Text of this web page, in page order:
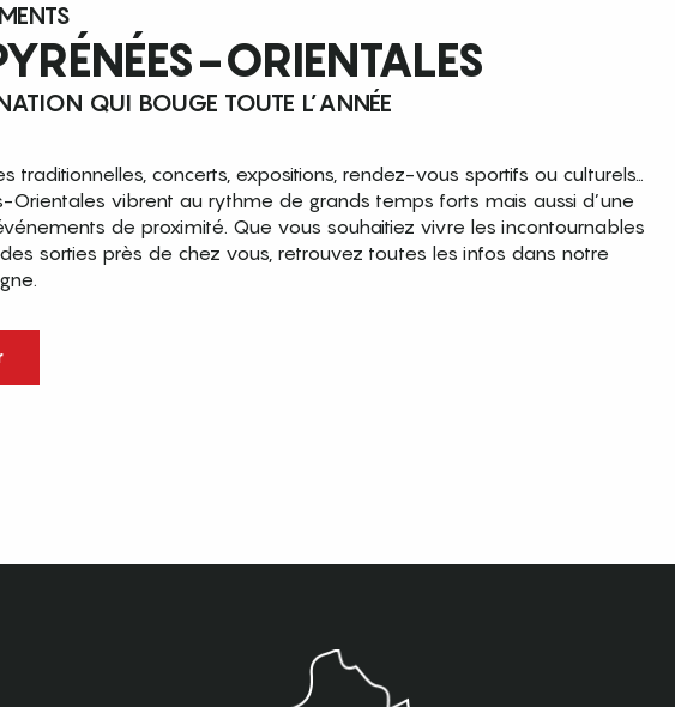
ORIENTALES
QUI BOUGE TOUTE L’ANNÉE
traditionnelles, concerts, expositions, rendez-vous sportifs ou culturels…
Orientales vibrent au rythme de grands temps forts mais aussi d’une
de proximité. Que vous souhaitiez vivre les incontournables
sorties près de chez vous, retrouvez toutes les infos dans notre